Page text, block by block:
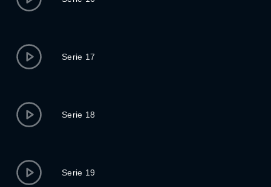
Serie 17
Serie 18
Serie 19